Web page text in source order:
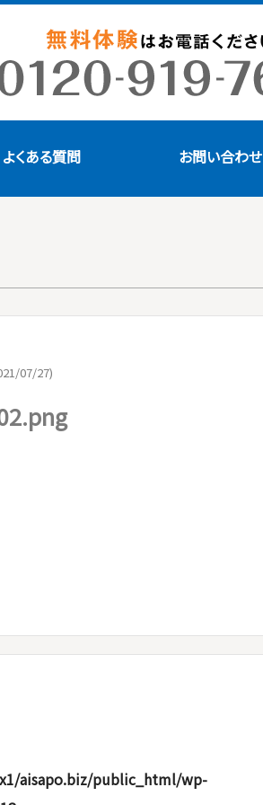
よくある質問 お問い合わせ
07/27)
aisapo.biz/public_html/wp-